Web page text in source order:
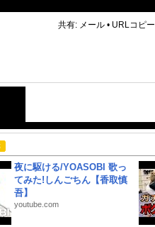
共有: メール • URLコピー
夜に駆ける/YOASOBI 歌っ
てみた!しんごちん【香取慎
吾】
youtube.com